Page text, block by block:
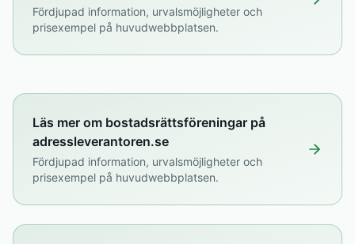
Fördjupad information, urvalsmöjligheter och
prisexempel på huvudwebbplatsen.
Läs mer om bostadsrättsföreningar på
adressleverantoren.se
Fördjupad information, urvalsmöjligheter och
prisexempel på huvudwebbplatsen.